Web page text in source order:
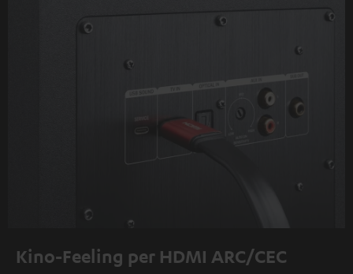
Kino-Feeling per HDMI ARC/CEC